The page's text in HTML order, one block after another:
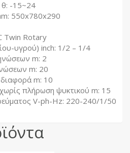
θ: -15~24
550x780x290
Τwin Rotary
υγρού) inch: 1/2 – 1/4
m: 2
m: 20
m: 10
πλήρωση ψυκτικού m: 15
V-ph-Hz: 220-240/1/50